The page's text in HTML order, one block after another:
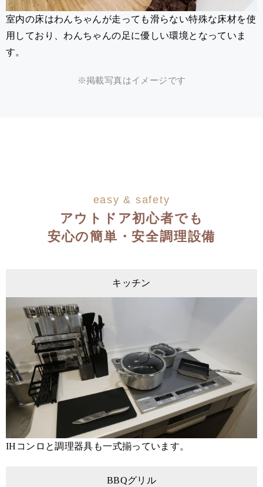
室内の床はわんちゃんが走っても滑らない特殊な床材を使
用しており、わんちゃんの足に優しい環境となっていま
す。
※掲載写真はイメージです
easy & safety
アウトドア初心者でも
安心の簡単・安全調理設備
キッチン
IHコンロと調理器具も一式揃っています。
BBQグリル